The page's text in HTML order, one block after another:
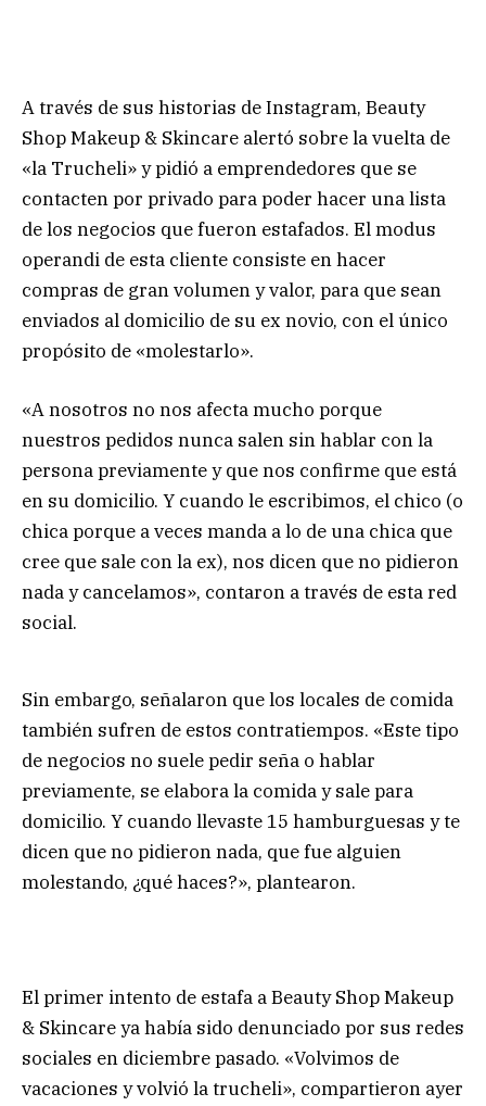
A través de sus historias de Instagram, Beauty
Shop Makeup & Skincare alertó sobre la vuelta de
«la Trucheli» y pidió a emprendedores que se
contacten por privado para poder hacer una lista
de los negocios que fueron estafados. El modus
operandi de esta cliente consiste en hacer
compras de gran volumen y valor, para que sean
enviados al domicilio de su ex novio, con el único
propósito de «molestarlo».
«A nosotros no nos afecta mucho porque
nuestros pedidos nunca salen sin hablar con la
persona previamente y que nos confirme que está
en su domicilio. Y cuando le escribimos, el chico (o
chica porque a veces manda a lo de una chica que
cree que sale con la ex), nos dicen que no pidieron
nada y cancelamos», contaron a través de esta red
social.
Sin embargo, señalaron que los locales de comida
también sufren de estos contratiempos. «Este tipo
de negocios no suele pedir seña o hablar
previamente, se elabora la comida y sale para
domicilio. Y cuando llevaste 15 hamburguesas y te
dicen que no pidieron nada, que fue alguien
molestando, ¿qué haces?», plantearon.
El primer intento de estafa a Beauty Shop Makeup
& Skincare ya había sido denunciado por sus redes
sociales en diciembre pasado. «Volvimos de
vacaciones y volvió la trucheli», compartieron ayer